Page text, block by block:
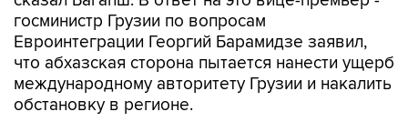
госминистр Грузии по вопросам
Евроинтеграции Георгий Барамидзе заявил,
что абхазская сторона пытается нанести ущерб
международному авторитету Грузии и накалить
обстановку в регионе.